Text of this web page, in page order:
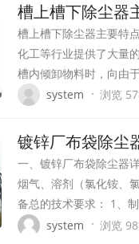
槽上槽下除尘器
槽上槽下除尘器主要特
化工等行业提供了大量
槽内倾卸物料时，向由
system · 浏览
镀锌厂布袋除尘
一、镀锌厂布袋除尘器
烟气、溶剂（氯化铵、
备总的技术要求： 1、
system · 浏览